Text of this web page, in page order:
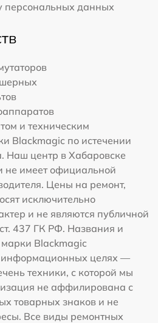
персональных данных
и техническим
Blackmagic по истечении
Наш центр в Хабаровске
не имеет официальной
Цены на ремонт,
исключительно
и не являются публичной
437 ГК РФ. Названия и
марки Blackmagic
информационных целях —
техники, с которой мы
не аффилирована с
товарных знаков и не
Все виды ремонтных